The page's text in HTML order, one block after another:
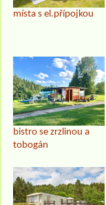
místa s el.přípojkou
bistro se zrzlinou a
tobogán